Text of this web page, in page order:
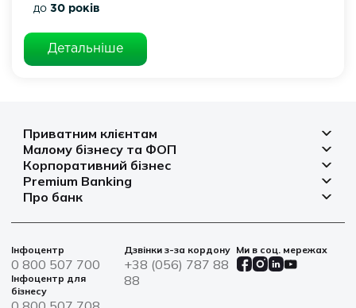
до 30 років
Детальніше
Приватним клієнтам
Депозити
Кредити
Платіжні картки
Платежі
Іпотека
Страхування
Малому бізнесу та ФОП
Рахунок для бізнесу
Фінансування
Овердрафт
Корпоративний бізнес
Рахунки і платежі
Депозити
Агробізнес
Цінні папери
Premium Banking
Депозити
Платіжні картки
Банківські сейфи
Військові облігації
Центри обслуговування
Про банк
Новини
Фінансова звітність
Інфоцентр
0 800 507 700
Інфоцентр для
бізнесу
Дзвінки з-за кордону
+38 (056) 787 88
88
Ми в соц. мережах